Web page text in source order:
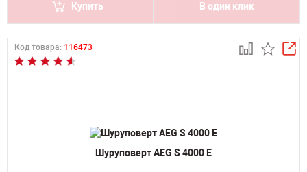
Купить В один клик
Код товара: 116473
Шуруповерт AEG S 4000 E